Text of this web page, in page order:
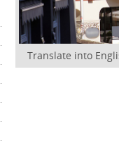
Translate into